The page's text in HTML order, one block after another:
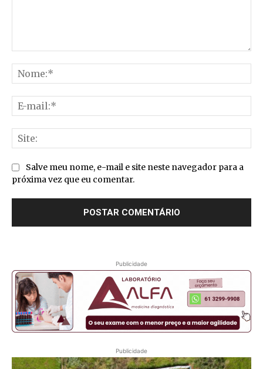
Salve meu nome, e-mail e site neste navegador para a
próxima vez que eu comentar.
Publicidade
Publicidade